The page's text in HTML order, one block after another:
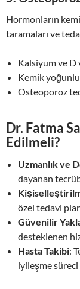
Hormonların
taramaları ve
Kalsiyum ve
Kemik
Osteoporoz
Dr. Fatma
Edilmeli?
Uzmanlık ve
dayanan
özel tedavi
Güvenilir
desteklenen
Hasta Takibi:
iyileşme süreci